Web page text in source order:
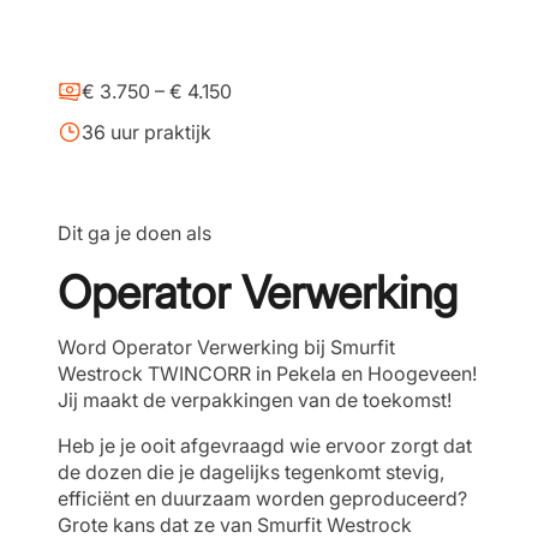
€ 3.750 – € 4.150
36 uur praktijk
Dit ga je doen als
Operator Verwerking
Word Operator Verwerking bij Smurfit
Westrock TWINCORR in Pekela en Hoogeveen!
Jij maakt de verpakkingen van de toekomst!
Heb je je ooit afgevraagd wie ervoor zorgt dat
de dozen die je dagelijks tegenkomt stevig,
efficiënt en duurzaam worden geproduceerd?
Grote kans dat ze van Smurfit Westrock